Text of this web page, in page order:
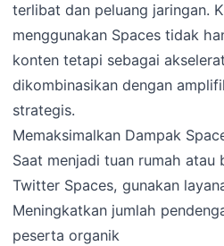
terlibat dan peluang jaringan.
menggunakan Spaces tidak
konten tetapi sebagai
dikombinasikan dengan
strategis.
Memaksimalkan Dampak
Saat menjadi tuan rumah atau
Twitter Spaces, gunakan
Meningkatkan jumlah
peserta organik